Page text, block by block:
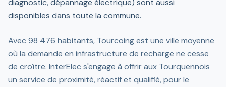
diagnostic, dépannage électrique) sont aussi
disponibles dans toute la commune.
Avec 98 476 habitants, Tourcoing est une ville moyenne
où la demande en infrastructure de recharge ne cesse
de croître. InterElec s'engage à offrir aux Tourquennois
un service de proximité, réactif et qualifié, pour le